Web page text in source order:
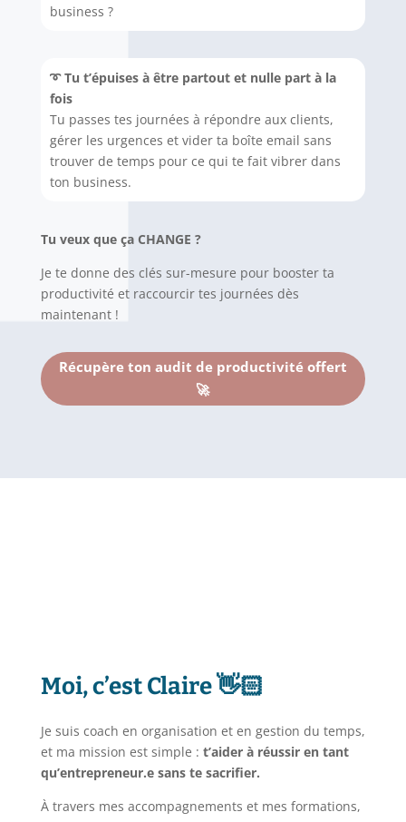
business ?
➰Tu t’épuises à être partout et nulle part à la
fois
Tu passes tes journées à répondre aux clients,
gérer les urgences et vider ta boîte email sans
trouver de temps pour ce qui te fait vibrer dans
ton business.
Tu veux que ça CHANGE ?
Je te donne des clés sur-mesure pour booster ta
productivité et raccourcir tes journées dès
maintenant !
Récupère ton audit de productivité offert
🚀
Moi, c’est Claire 👋🏻
Je suis coach en organisation et en gestion du temps,
et ma mission est simple : t’aider à réussir en tant
qu’entrepreneur.e sans te sacrifier.
À travers mes accompagnements et mes formations,